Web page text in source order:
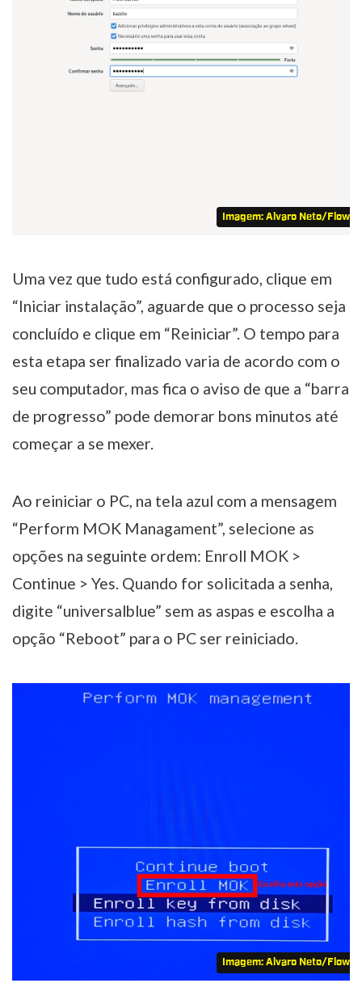
Imagem: Alvaro Neto/Flow
Uma vez que tudo está configurado, clique em
“Iniciar instalação”, aguarde que o processo seja
concluído e clique em “Reiniciar”. O tempo para
esta etapa ser finalizado varia de acordo com o
seu computador, mas fica o aviso de que a “barra
de progresso” pode demorar bons minutos até
começar a se mexer.
Ao reiniciar o PC, na tela azul com a mensagem
“Perform MOK Managament”, selecione as
opções na seguinte ordem: Enroll MOK >
Continue > Yes. Quando for solicitada a senha,
digite “universalblue” sem as aspas e escolha a
opção “Reboot” para o PC ser reiniciado.
Imagem: Alvaro Neto/Flow